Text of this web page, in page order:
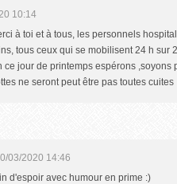
10:14
à toi et à tous, les personnels
tous ceux qui se mobilisent 24 h sur
ce jour de printemps espérons ,soyons
ne seront peut être pas toutes
03/2020 14:46
d'espoir avec humour en prime :)